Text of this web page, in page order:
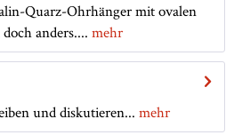
Quarz-Ohrhänger mit ovalen
anders.... mehr
und diskutieren... mehr